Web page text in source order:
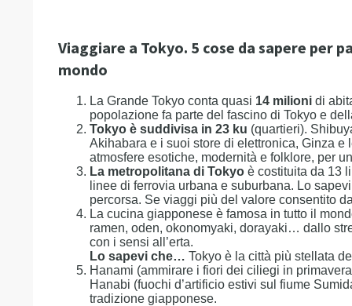
Viaggiare a Tokyo. 5 cose da sapere per
mondo
La Grande Tokyo conta quasi 14 milionidi
popolazione fa parte del fascino di Tokyo e
Tokyo è suddivisa in 23 ku (quartieri).
Akihabara e i suoi store di elettronica, Ginza
atmosfere esotiche, modernità e folklore, per
La metropolitana di Tokyoè costituita da 13
linee di ferrovia urbana e suburbana. Lo
percorsa. Se viaggi più del valore consentito
La cucina giapponese è famosa in tutto il
ramen, oden, okonomyaki, dorayaki… dallo
con i sensi all’erta.
Lo sapevi che… Tokyo è la città più stellata
Hanami (ammirare i fiori dei ciliegi in
Hanabi (fuochi d’artificio estivi sul fiume
tradizione giapponese.